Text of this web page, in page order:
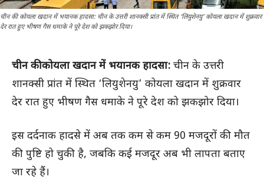
चीन की कोयला खदान में भयानक हादसा: चीन के उत्तरी शानक्सी प्रांत में स्थित ‘लियुशेनयु’ कोयला खदान में शुक्रवार
देर रात हुए भीषण गैस धमाके ने पूरे देश को झकझोर दिया।
चीन की कोयला खदान में भयानक हादसा: चीन के उत्तरी
शानक्सी प्रांत में स्थित ‘लियुशेनयु’ कोयला खदान में शुक्रवार
देर रात हुए भीषण गैस धमाके ने पूरे देश को झकझोर दिया।
इस दर्दनाक हादसे में अब तक कम से कम 90 मजदूरों की मौत
की पुष्टि हो चुकी है, जबकि कई मजदूर अब भी लापता बताए
जा रहे हैं।